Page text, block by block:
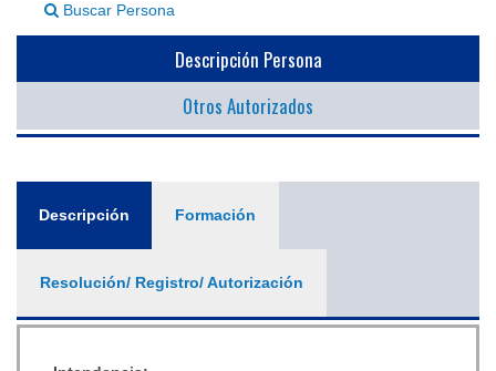
Buscar Persona
Descripción Persona
Otros Autorizados
Descripción (solapaFormación
Resolución/ Registro/ Autorización